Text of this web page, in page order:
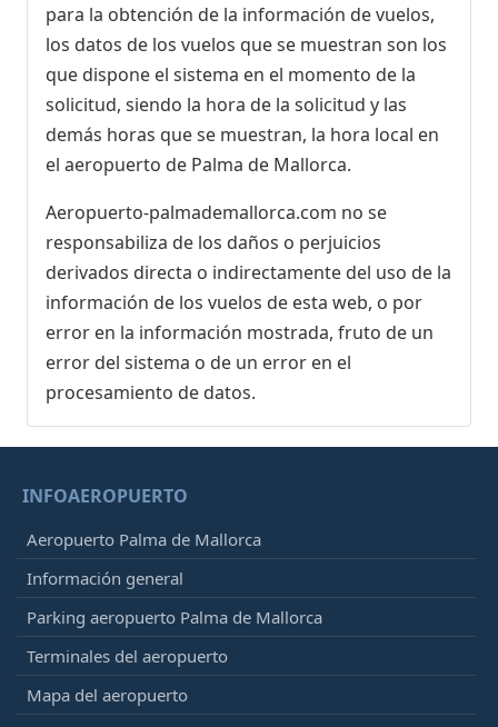
para la obtención de la información de vuelos,
los datos de los vuelos que se muestran son los
que dispone el sistema en el momento de la
solicitud, siendo la hora de la solicitud y las
demás horas que se muestran, la hora local en
el aeropuerto de Palma de Mallorca.
Aeropuerto-palmademallorca.com no se
responsabiliza de los daños o perjuicios
derivados directa o indirectamente del uso de la
información de los vuelos de esta web, o por
error en la información mostrada, fruto de un
error del sistema o de un error en el
procesamiento de datos.
INFOAEROPUERTO
Aeropuerto Palma de Mallorca
Información general
Parking aeropuerto Palma de Mallorca
Terminales del aeropuerto
Mapa del aeropuerto